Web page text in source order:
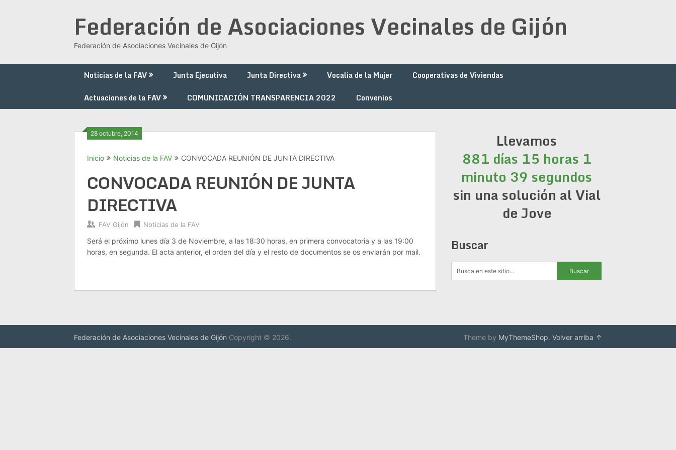
Federación de Asociaciones Vecinales de Gijón
Federación de Asociaciones Vecinales de Gijón
Noticias de la FAV Junta Ejecutiva Junta Directiva Vocalía de la Mujer
Cooperativas de Viviendas
Actuaciones de la FAV
COMUNICACIÓN TRANSPARENCIA 2022 Convenios
28 octubre, 2014
Inicio Noticias de la FAV CONVOCADA REUNIÓN DE JUNTA DIRECTIVA
CONVOCADA REUNIÓN DE JUNTA
DIRECTIVA
FAV Gijón Noticias de la FAV
Será el próximo lunes día 3 de Noviembre, a las 18:30 horas, en primera convocatoria y a las 19:00
horas, en segunda. El acta anterior, el orden del día y el resto de documentos se os enviarán por mail.
Llevamos
881 días 15 horas 1
minuto 39 segundos
sin una solución al Vial
de Jove
Buscar
Federación de Asociaciones Vecinales de Gijón Copyright © 2026. Theme by MyThemeShop. Volver arriba ↑